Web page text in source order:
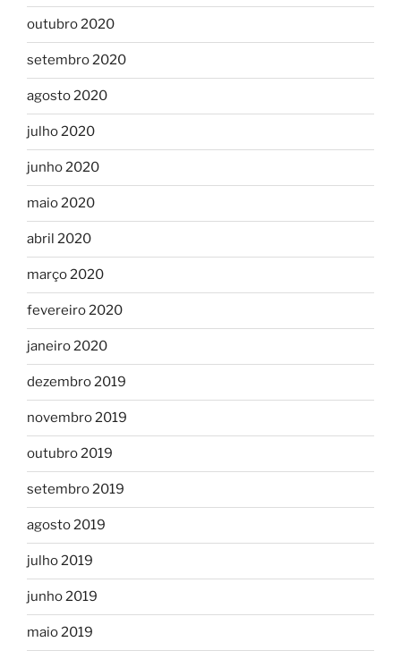
outubro 2020
setembro 2020
agosto 2020
julho 2020
junho 2020
maio 2020
abril 2020
março 2020
fevereiro 2020
janeiro 2020
dezembro 2019
novembro 2019
outubro 2019
setembro 2019
agosto 2019
julho 2019
junho 2019
maio 2019